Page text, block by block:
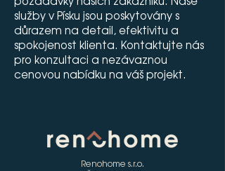
služby v Písku jsou poskytovány s
důrazem na detail, efektivitu a
spokojenost klienta. Kontaktujte nás
pro konzultaci a nezávaznou
cenovou nabídku na váš projekt.
Renohome s.r.o.